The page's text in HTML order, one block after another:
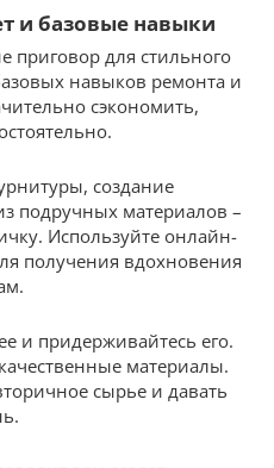
и базовые навыки
для стильного
навыков ремонта и
сэкономить,
создание
подручных материалов –
Используйте онлайн-
получения вдохновения
и придерживайтесь его.
материалы.
сырье и давать